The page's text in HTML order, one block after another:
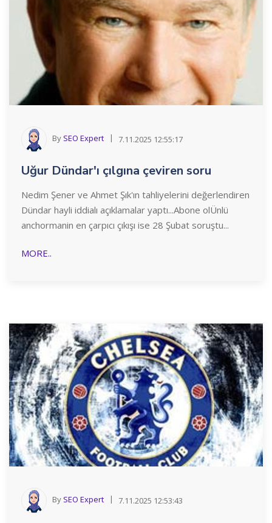
By SEO Expert 7.11.2025 12:55:17
Uğur Dündar'ı çılgına çeviren soru
Nedim Şener ve Ahmet Şık'ın tahliyelerini değerlendiren
Dündar hayli iddialı açıklamalar yaptı...Abone olÜnlü
anchormanin en çarpıcı çıkışı ise 28 Şubat soruştu...
MORE..
By SEO Expert 7.11.2025 12:53:43